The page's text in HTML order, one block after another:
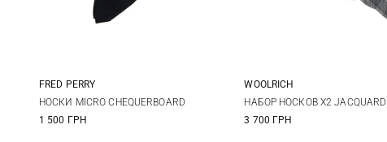
6/8 9/11
FRED PERRY
НОСКИ MICRO CHEQUERBOARD
1 500 ГРН
One size
WOOLRICH
НАБОР НОСКОВ X2 JACQUARD
3 700 ГРН